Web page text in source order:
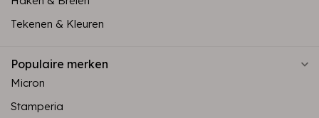
Tekenen & Kleuren
Populaire merken
Micron
Stamperia